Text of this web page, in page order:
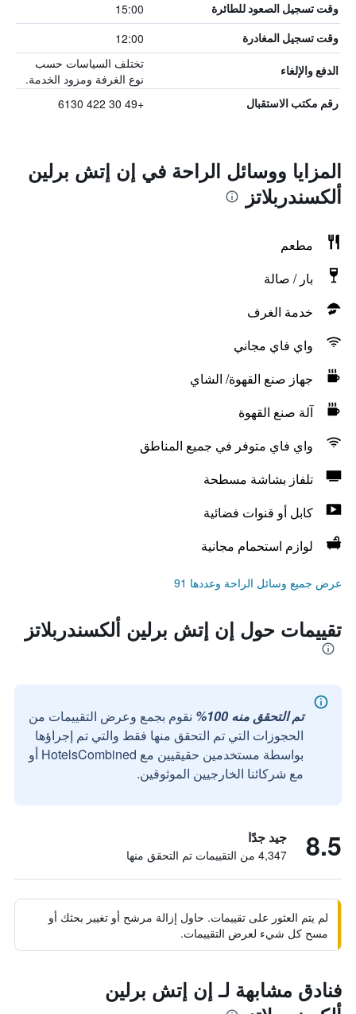
وقت تسجيل الصعود للطائرة 15:00
وقت تسجيل المغادرة 12:00
الدفع والإلغاء
تختلف السياسات حسب
نوع الغرفة ومزود الخدمة.
رقم مكتب الاستقبال +49 30 422 6130
المزايا ووسائل الراحة في إن إتش برلين
ألكسندربلاتز
مطعم
بار / صالة
خدمة الغرف
واي فاي مجاني
جهاز صنع القهوة/ الشاي
آلة صنع القهوة
واي فاي متوفر في جميع المناطق
تلفاز بشاشة مسطحة
كابل أو قنوات فضائية
لوازم استحمام مجانية
عرض جميع وسائل الراحة وعددها 91
تقييمات حول إن إتش برلين ألكسندربلاتز
تم التحقق منه 100%
نقوم بجمع وعرض التقييمات من
الحجوزات التي تم التحقق منها فقط والتي تم إجراؤها
بواسطة مستخدمين حقيقيين مع HotelsCombined أو
مع شركائنا الخارجيين الموثوقين.
8.5 جيد جدًا
4,347 من التقييمات تم التحقق منها
لم يتم العثور على تقييمات. حاول إزالة مرشح أو تغيير بحثك أو
مسح كل شيء لعرض التقييمات.
فنادق مشابهة لـ إن إتش برلين